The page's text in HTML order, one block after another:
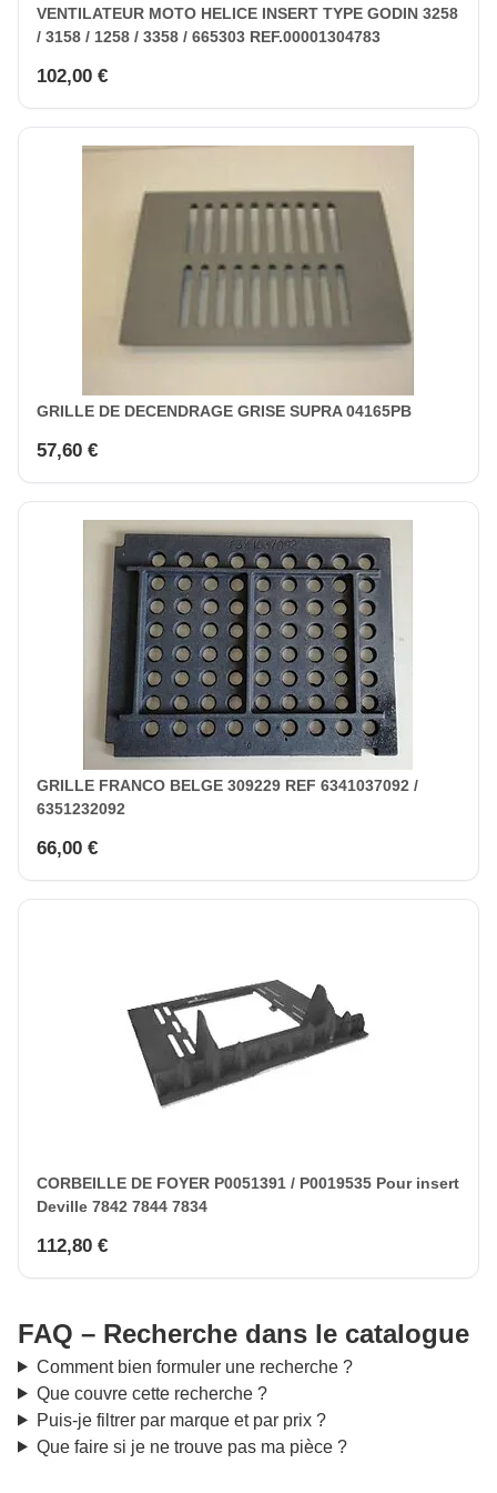
VENTILATEUR MOTO HELICE INSERT TYPE GODIN 3258
/ 3158 / 1258 / 3358 / 665303 REF.00001304783
102,00 €
GRILLE DE DECENDRAGE GRISE SUPRA 04165PB
57,60 €
GRILLE FRANCO BELGE 309229 REF 6341037092 /
6351232092
66,00 €
CORBEILLE DE FOYER P0051391 / P0019535 Pour insert
Deville 7842 7844 7834
112,80 €
FAQ – Recherche dans le catalogue
Comment bien formuler une recherche ?
Que couvre cette recherche ?
Puis-je filtrer par marque et par prix ?
Que faire si je ne trouve pas ma pièce ?